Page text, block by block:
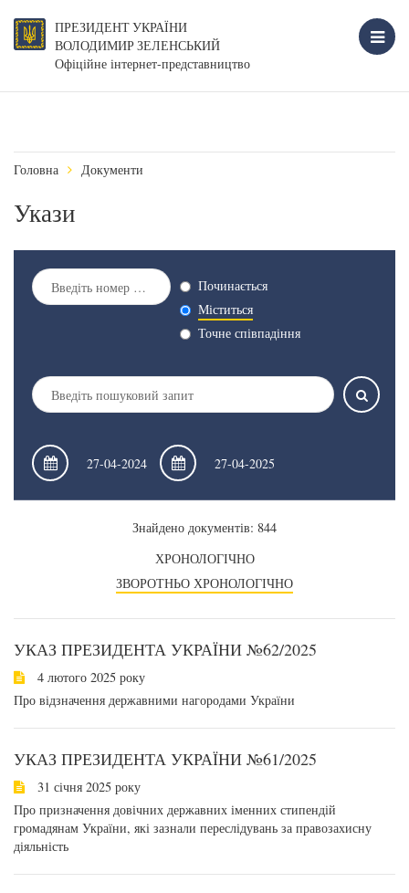
ПРЕЗИДЕНТ УКРАЇНИ
ВОЛОДИМИР ЗЕЛЕНСЬКИЙ
Офіційне інтернет-представництво
Головна Документи
Укази
Починається
Міститься
Точне співпадіння
Знайдено документів: 844
ХРОНОЛОГІЧНО
ЗВОРОТНЬО ХРОНОЛОГІЧНО
УКАЗ ПРЕЗИДЕНТА УКРАЇНИ №62/2025
4 лютого 2025 року
Про відзначення державними нагородами України
УКАЗ ПРЕЗИДЕНТА УКРАЇНИ №61/2025
31 січня 2025 року
Про призначення довічних державних іменних стипендій
громадянам України, які зазнали переслідувань за правозахисну
діяльність